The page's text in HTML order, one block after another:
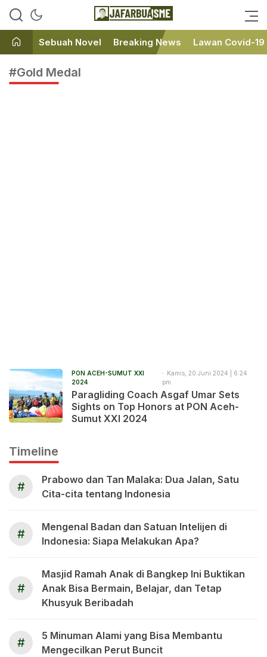
JafarBua
Ini bukan Media Online, Ini
Sebuah Novel Breaking News Lawan Covid-19
#Gold Medal
PON ACEH-SUMUT XXI
2024
Kamis, 20 Juni 2024 | 6:24
pm
Paragliding Coach Asgaf Umar Sets
Sights on Top Honors at PON Aceh-
Sumut XXI 2024
Timeline
#
Prabowo dan Tan Malaka: Dua Jalan, Satu
Cita-cita tentang Indonesia
#
Mengenal Badan dan Satuan Intelijen di
Indonesia: Siapa Melakukan Apa?
#
Masjid Ramah Anak di Bangkep Ini Buktikan
Anak Bisa Bermain, Belajar, dan Tetap
Khusyuk Beribadah
#
5 Minuman Alami yang Bisa Membantu
Mengecilkan Perut Buncit